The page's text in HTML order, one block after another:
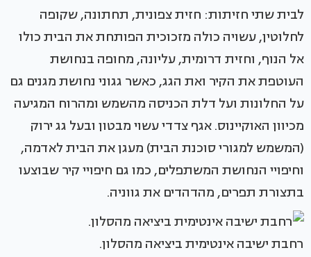
לבית שתי חזיתות: חזית צפונית, תחתונה, שקופה
לחלוטין, עשויה כולה מזכוכית הפותחת את הבית כולו
אל הנוף, וחזית דרומית, עליונה, מחופה בנחושת
העוטפת את הקיר ואת הגג, כאשר גגוני נחושת מגנים גם
על החלונות ועל דלת הכניסה מהשמש ומהרוח המגיעה
מכיוון האוקיינוס. אגף צדדי עשוי מבטון ובעל גג ירוק
(המשמש למגורי סוכנת הבית) מעגן את הבית לאדמה,
וחיפויי הנחושת המשתפלים, כמו גם חיפויי קיר שבוצעו
בתצורת תפרים, מהדהדים את גווניה.
רחבת ישיבה אינטימית ביציאה מהסלון.